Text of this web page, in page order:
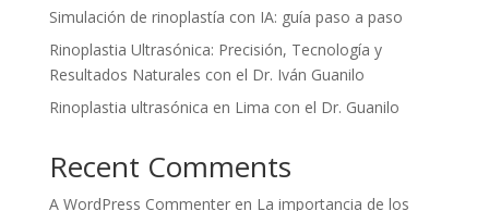
Simulación de rinoplastía con IA: guía paso a paso
Rinoplastia Ultrasónica: Precisión, Tecnología y
Resultados Naturales con el Dr. Iván Guanilo
Rinoplastia ultrasónica en Lima con el Dr. Guanilo
Recent Comments
A WordPress Commenteren La importancia de los